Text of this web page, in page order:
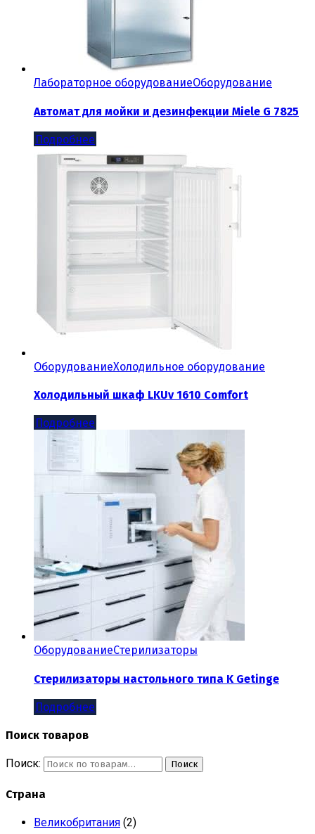
Лабораторное оборудованиеОборудование
Автомат для мойки и дезинфекции Miele G 7825
Подробнее
ОборудованиеХолодильное оборудование
Холодильный шкаф LKUv 1610 Comfort
Подробнее
ОборудованиеСтерилизаторы
Стерилизаторы настольного типа K Getinge
Подробнее
Поиск товаров
Поиск: Поиск
Страна
Великобритания (2)